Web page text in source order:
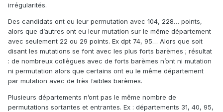
irrégularités.
Des candidats ont eu leur permutation avec 104, 228… points,
alors que d’autres ont eu leur mutation sur le même département
avec seulement 22 ou 29 points. Ex dpt 74, 95… Alors que soit
disant les mutations se font avec les plus forts barèmes ; résultat
: de nombreux collègues avec de forts barèmes n’ont ni mutation
ni permutation alors que certains ont eu le même département
par mutation avec de très faibles barèmes.
Plusieurs départements n’ont pas le même nombre de
permutations sortantes et entrantes. Ex : départements 31, 40, 95,